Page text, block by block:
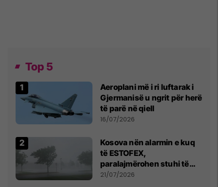
Top 5
Aeroplani më i ri luftarak i
Gjermanisë u ngrit për herë
të parë në qiell
16/07/2026
Kosova nën alarmin e kuq
të ESTOFEX,
paralajmërohen stuhi të
fuqishme me breshër dhe
21/07/2026